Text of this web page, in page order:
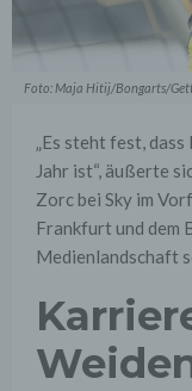
Foto: Maja Hitij/Bongarts/
„Es steht fest,
Jahr ist“, äußerte
Zorc bei Sky im
Frankfurt und dem
Medienlandschaft